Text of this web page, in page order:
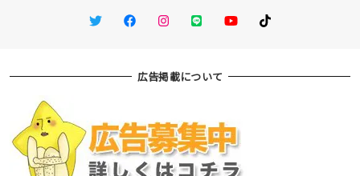
TwitterFacebookInstagram
LINE You TubeTikTok
広告掲載について